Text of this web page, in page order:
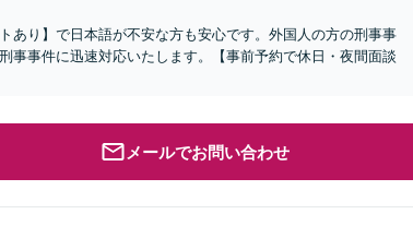
あり】で日本語が不安な方も安心です。外国人の方の刑事事
事事件に迅速対応いたします。【事前予約で休日・夜間面談
メールでお問い合わせ